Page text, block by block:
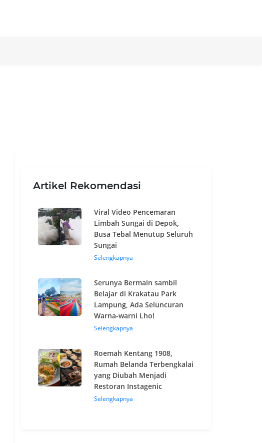
Artikel Rekomendasi
Viral Video Pencemaran
Limbah Sungai di Depok,
Busa Tebal Menutup Seluruh
Sungai
Selengkapnya
Serunya Bermain sambil
Belajar di Krakatau Park
Lampung, Ada Seluncuran
Warna-warni Lho!
Selengkapnya
Roemah Kentang 1908,
Rumah Belanda Terbengkalai
yang Diubah Menjadi
Restoran Instagenic
Selengkapnya